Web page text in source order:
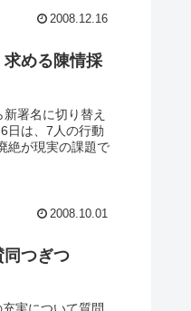
2008.12.16
求める陳情採
署名に切り替え
日は、7人の行動
絶が現実の課題で
2008.10.01
同つぎつ